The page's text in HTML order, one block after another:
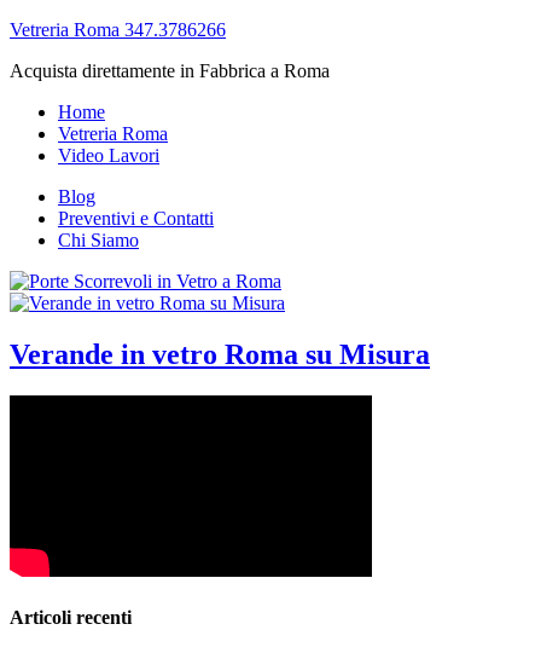
Vetreria Roma 347.3786266
Acquista direttamente in Fabbrica a Roma
Home
Vetreria Roma
Video Lavori
Blog
Preventivi e Contatti
Chi Siamo
Verande in vetro Roma su Misura
Articoli recenti